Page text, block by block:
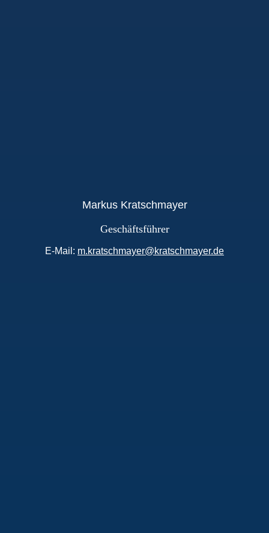
Markus Kratschmayer
Geschäftsführer
E-Mail: m.kratschmayer@kratschmayer.de